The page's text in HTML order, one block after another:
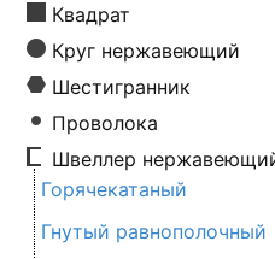
Квадрат
Круг нержавеющий
Шестигранник
Проволока
Швеллер
Горячекатаный
Гнутый равнополочный